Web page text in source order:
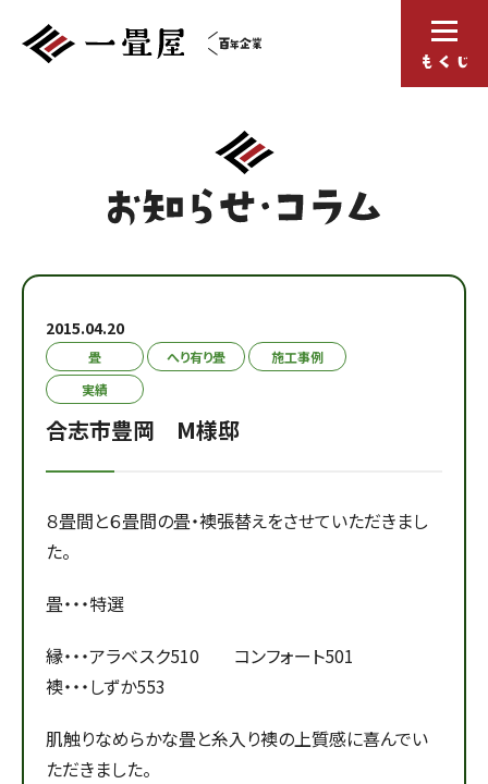
2015.04.20
畳 へり有り畳
施工事例
実績
合志市豊岡 M様邸
８畳間と６畳間の畳・襖張替えをさせていただきまし
た。
畳・・・特選
縁・・・アラベスク510 コンフォート501
襖・・・しずか553
肌触りなめらかな畳と糸入り襖の上質感に喜んでい
ただきました。